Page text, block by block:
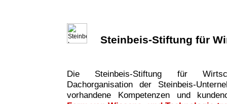
Steinbeis-Stiftung für
Die Steinbeis-Stiftung für
Dachorganisation der Steinbeis-
vorhandene Kompetenzen und